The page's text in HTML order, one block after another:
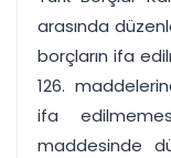
arasında
borçların ifa
126.
ifa
maddesinde